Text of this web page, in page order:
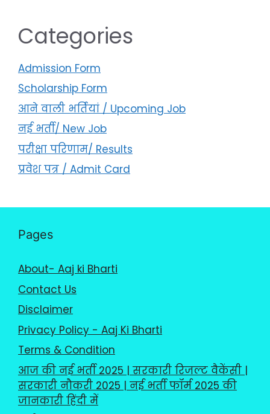
Categories
Admission Form
Scholarship Form
आने वाली भर्तियां / Upcoming Job
नई भर्ती/ New Job
परीक्षा परिणाम/ Results
प्रवेश पत्र / Admit Card
Pages
About- Aaj ki Bharti
Contact Us
Disclaimer
Privacy Policy - Aaj Ki Bharti
Terms & Condition
आज की नई भर्ती 2025 | सरकारी रिजल्ट वैकेंसी |
सरकारी नौकरी 2025 | नई भर्ती फॉर्म 2025 की
जानकारी हिंदी में